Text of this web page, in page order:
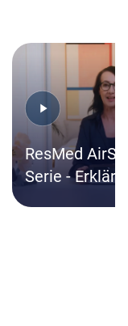
ResMed
Serie -